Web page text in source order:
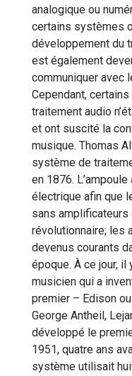
analogique ou
certains systèmes
développement du
est également
communiquer avec
Cependant,
traitement audio
et ont suscité la
musique. Thomas
système de
en 1876.
électrique afin que
sans amplificateurs
révolutionnaire; les
devenus courants
époque. À ce jour,
musicien qui a
premier – Edison
George Antheil,
développé le
1951, quatre ans
système utilisait